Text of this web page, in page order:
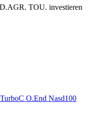
TOU. investieren
O.End Nasd100